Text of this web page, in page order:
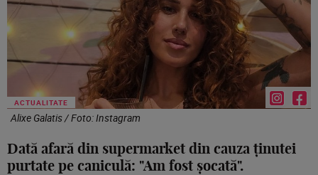
ACTUALITATE
Alixe Galatis / Foto: Instagram
Dată afară din supermarket din cauza ținutei
purtate pe caniculă: "Am fost șocată".